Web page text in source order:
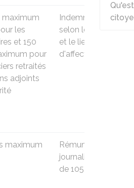
maximum
les
et 150
pour
retraités
adjoints
Indemnisation
selon le grade
et le lieu
d'affectation
maximum
Rémunération
journalière brute
de 105 €